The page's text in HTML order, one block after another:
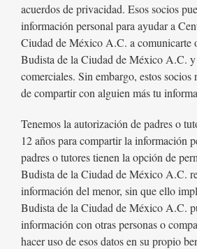
acuerdos de privacidad. Esos socios
información personal para ayudar a
Ciudad de México A.C. a comunicarte
Budista de la Ciudad de México A.C. y
comerciales. Sin embargo, estos socios
de compartir con alguien más tu
Tenemos la autorización de padres o
12 años para compartir la información
padres o tutores tienen la opción de
Budista de la Ciudad de México A.C.
información del menor, sin que ello
Budista de la Ciudad de México A.C.
información con otras personas o
hacer uso de esos datos en su propio